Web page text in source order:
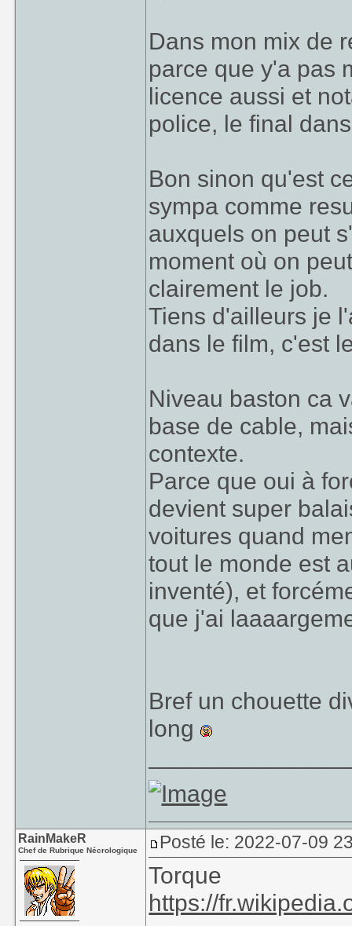
Dans mon mix de
parce que y'a pas
licence aussi et
police, le final
Bon sinon qu'est
sympa comme
auxquels on peut
moment où on
clairement le job.
Tiens d'ailleurs je
dans le film, c'est
Niveau baston ca
base de cable,
contexte.
Parce que oui à
devient super
voitures quand
tout le monde est
inventé), et
que j'ai
Bref un chouette
long
RainMakeR
Chef de Rubrique Nécrologique Posté le: 2022-07-09
Torque
https://